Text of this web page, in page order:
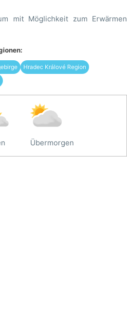
mit Möglichkeit zum Erwärmen
Hradec Králové Region
Übermorgen